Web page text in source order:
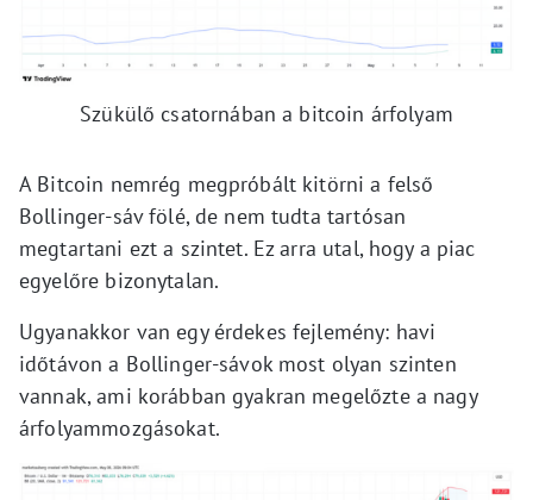
Szükülő csatornában a bitcoin árfolyam
A Bitcoin nemrég megpróbált kitörni a felső
Bollinger-sáv fölé, de nem tudta tartósan
megtartani ezt a szintet. Ez arra utal, hogy a piac
egyelőre bizonytalan.
Ugyanakkor van egy érdekes fejlemény: havi
időtávon a Bollinger-sávok most olyan szinten
vannak, ami korábban gyakran megelőzte a nagy
árfolyammozgásokat.